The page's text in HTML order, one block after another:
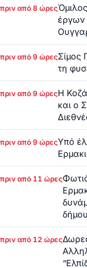
πριν από 8 ώρες
έργων
πριν από 9 ώρεςΣίμος
τη
πριν από 9 ώρεςΗ
και ο
πριν από 9 ώρεςΥπό
πριν από 11 ώρες
πριν από 12 ώρες